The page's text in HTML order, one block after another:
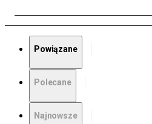
Powiązane
Polecane
Najnowsze